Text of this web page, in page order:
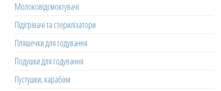
Молоковідсмоктувачі
Підігрівачі та стерилізатори
Пляшечки для годування
Подушки для годування
Пустушки, карабіни